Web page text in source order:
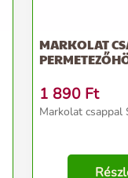
MARKOLAT
1 890 Ft
Markolat csappal